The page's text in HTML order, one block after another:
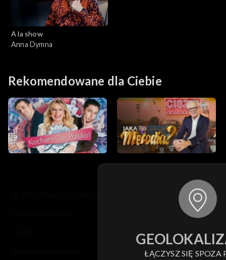
A la show
Anna Dymna
Rekomendowane dla Ciebie
ŁĄCZYSZ SIĘ SPOZA